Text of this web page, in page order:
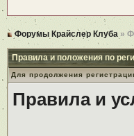
Форумы Крайслер Клуба »
Правила и положения по
Для продолжения
Правила и